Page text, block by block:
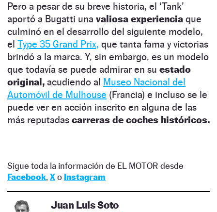
Pero a pesar de su breve historia, el ‘Tank’
aportó a Bugatti una valiosa experiencia que
culminó en el desarrollo del siguiente modelo,
el Type 35 Grand Prix, que tanta fama y victorias
brindó a la marca. Y, sin embargo, es un modelo
que todavía se puede admirar en su estado
original, acudiendo al Museo Nacional del
Automóvil de Mulhouse (Francia) e incluso se le
puede ver en acción inscrito en alguna de las
más reputadas carreras de coches históricos.
Sigue toda la información de EL MOTOR desde
Facebook, Xo Instagram
Juan Luis Soto